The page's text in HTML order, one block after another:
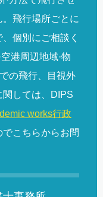
飛行場所ごとに
個別にご相談く
港周辺地域·物
の飛行、目視外
しては、DIPS
works行政
こちらからお問